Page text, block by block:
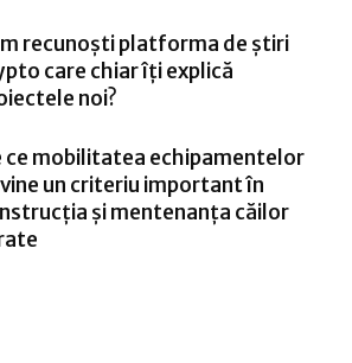
recunoști platforma de știri
care chiar îți explică
noi?
ce mobilitatea echipamentelor
un criteriu important în
și mentenanța căilor